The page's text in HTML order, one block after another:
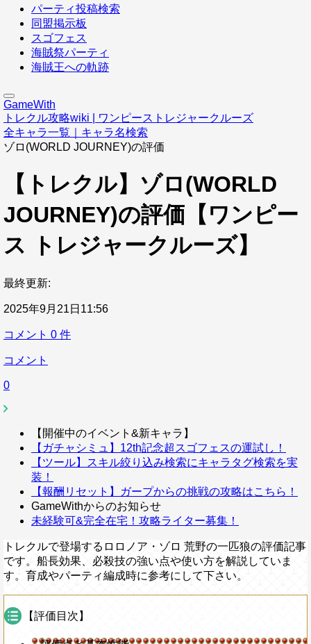
パーティ投稿検索
同盟掲示板
スゴフェス
海賊祭パーティ
海賊王への軌跡
GameWith
トレクル攻略wiki | ワンピーストレジャークルーズ
全キャラ一覧｜キャラ名検索
ゾロ(WORLD JOURNEY)の評価
【トレクル】ゾロ(WORLD
JOURNEY)の評価【ワンピー
ス トレジャークルーズ】
最終更新:
2025年9月21日11:56
コメント 0 件
コメント
0
【開催中のイベント&新キャラ】
【ガチャシミュ】12th記念超スゴフェスの運試し！
【ツール】スキル絞り込み検索にキャラタグ検索を実
装！
【報酬リセット】ガープからの挑戦の攻略はこちら！
GameWithからのお知らせ
未経験可&完全在宅！攻略ライター募集！
トレクルで登場するロロノア・ゾロ 荒野の一匹狼の評価記事
です。船長効果、必殺技の強い点や使い方を解説していま
す。育成やパーティ編成時に参考にして下さい。
【評価目次】